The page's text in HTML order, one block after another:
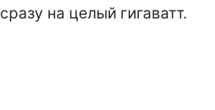
сразу на целый гигаватт.